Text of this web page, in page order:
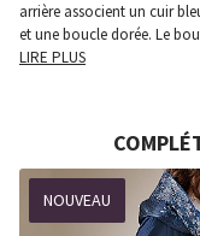
arrière associent un cuir
et une boucle dorée. Le
LIRE PLUS
NOUVEAU